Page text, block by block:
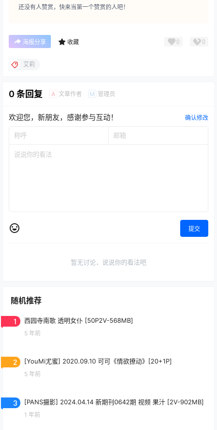
还没有人赞赏，快来当第一个赞赏的人吧！
海报分享 收藏 0 0
艾莉
0 条回复 A 文章作者 M 管理员
欢迎您，新朋友，感谢参与互动！ 确认修改
提交
暂无讨论，说说你的看法吧
随机推荐
1 西园寺南歌 透明女仆 [50P2V-568MB]
5 年前
2 [YouMi尤蜜] 2020.09.10 可可《情欲撩动》[20+1P]
5 年前
3 [PANS摄影] 2024.04.14 新期刊0642期 视频 果汁 [2V-902MB]
1 年前